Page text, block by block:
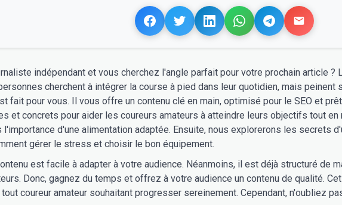
indépendant et vous cherchez l'angle parfait pour votre prochain article ?
cherchent à intégrer la course à pied dans leur quotidien, mais peinent
fait pour vous. Il vous offre un contenu clé en main, optimisé pour le SEO et
et concrets pour aider les coureurs amateurs à atteindre leurs objectifs tout en
l'importance d'une alimentation adaptée. Ensuite, nous explorerons les secrets
gérer le stress et choisir le bon équipement.
est facile à adapter à votre audience. Néanmoins, il est déjà structuré de
Donc, gagnez du temps et offrez à votre audience un contenu de qualité.
coureur amateur souhaitant progresser sereinement. Cependant, n'oubliez